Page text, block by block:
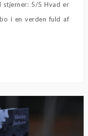
stjerner: 5/5 Hvad er
i en verden fuld af